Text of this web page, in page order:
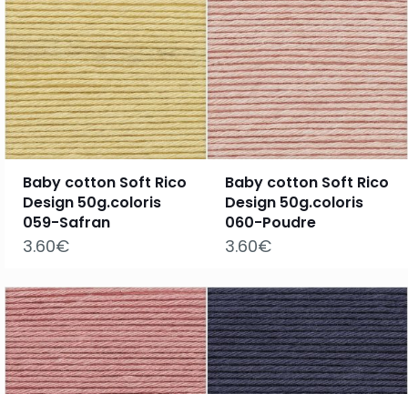
Baby cotton Soft Rico
Design 50g.coloris
059-Safran
3.60€
Baby cotton Soft Rico
Design 50g.coloris
060-Poudre
3.60€